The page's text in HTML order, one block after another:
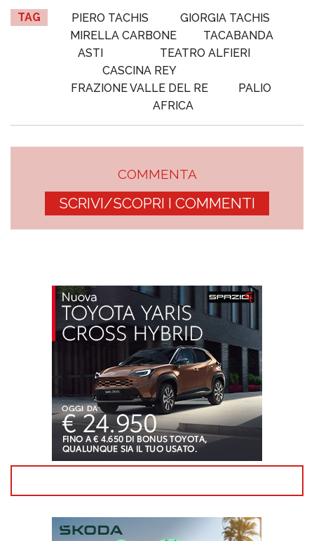
TAG PIERO TACHIS
GIORGIA TACHIS
MIRELLA CARBONE
TACABANDA
ASTI
TEATRO ALFIERI
CASCINA REY
FRAZIONE VALLE DEL RE
PALIO
AFRICA
COMMENTA
SCRIVI/SCOPRI I COMMENTI